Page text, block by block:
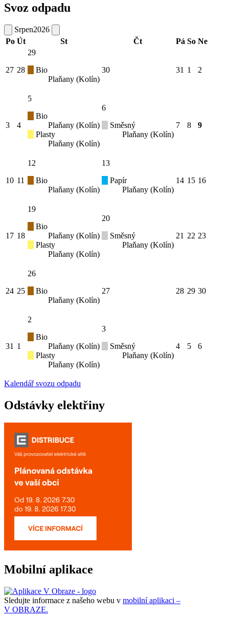
Svoz odpadu
Srpen2026
Po Út St Čt Pá So Ne
27 28
29
Bio
Plaňany (Kolín)
30 31 1 2
3 4
5
Bio
Plaňany (Kolín)
Plasty
Plaňany (Kolín)
6
Směsný
Plaňany (Kolín)
7 8 9
10 11
12
Bio
Plaňany (Kolín)
13
Papír
Plaňany (Kolín)
14 15 16
17 18
19
Bio
Plaňany (Kolín)
Plasty
Plaňany (Kolín)
20
Směsný
Plaňany (Kolín)
21 22 23
24 25
26
Bio
Plaňany (Kolín)
27 28 29 30
31 1
2
Bio
Plaňany (Kolín)
Plasty
Plaňany (Kolín)
3
Směsný
Plaňany (Kolín)
4 5 6
Kalendář svozu odpadu
Odstávky elektřiny
Mobilní aplikace
Sledujte informace z našeho webu v mobilní aplikaci –
V OBRAZE.